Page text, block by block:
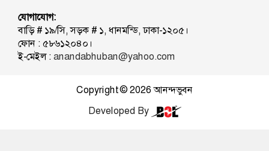
যোগাযোগ:
বাড়ি # ১৯/সি, সড়ক # ১, ধানমন্ডি, ঢাকা-১২০৫।
ফোন : ৫৮৬১২০৪০।
ই-মেইল :anandabhuban@yahoo.com
Copyright © 2026আনন্দভুবন
Developed By